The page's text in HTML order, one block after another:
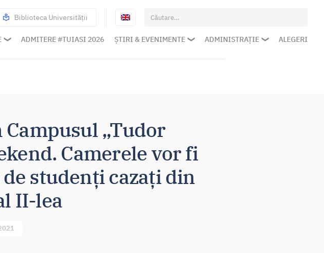
Biblioteca Universității
Caută
după:
ADMITERE #TUIASI 2026 ȘTIRI & EVENIMENTE ADMINISTRAȚIE ALEGERI
„Tudor
Camerele vor fi
studenți cazați din
II-lea